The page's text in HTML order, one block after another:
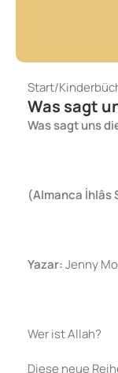
Start/
Was sagt
Was sagt uns
(Almanca İhlâs
Yazar:Jenny
Wer ist Allah?
Diese neue